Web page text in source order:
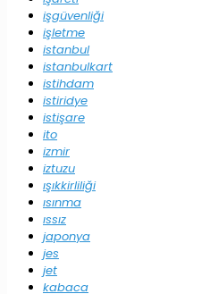
işgüvenliği
işletme
istanbul
istanbulkart
istihdam
istiridye
istişare
ito
izmir
iztuzu
ışıkkirliliği
ısınma
ıssız
japonya
jes
jet
kabaca